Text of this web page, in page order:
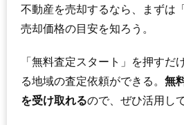
不動産を売却するなら、まずは
売却価格の目安を知ろう。
「無料査定スタート」を押すだ
る地域の査定依頼ができる。 無
を受け取れるので、ぜひ活用し